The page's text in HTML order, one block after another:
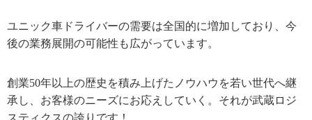
ユニック車ドライバーの需要は全国的に増加しており、今
後の業務展開の可能性も広がっています。
創業50年以上の歴史を積み上げたノウハウを若い世代へ継
承し、お客様のニーズにお応えしていく。それが武蔵ロジ